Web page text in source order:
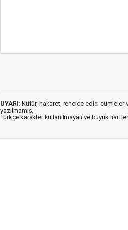
UYARI: Küfür, hakaret, rencide edici cümleler
yazılmamış,
Türkçe karakter kullanılmayan ve büyük